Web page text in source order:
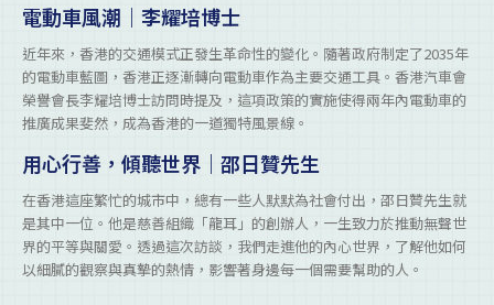
電動車風潮｜李耀培博士
近年來，香港的交通模式正發生革命性的變化。隨著政府制定了2035年
的電動車藍圖，香港正逐漸轉向電動車作為主要交通工具。香港汽車會
榮譽會長李耀培博士訪問時提及，這項政策的實施使得兩年內電動車的
推廣成果斐然，成為香港的一道獨特風景線。
用心行善，傾聽世界｜邵日贊先生
在香港這座繁忙的城市中，總有一些人默默為社會付出，邵日贊先生就
是其中一位。他是慈善組織「龍耳」的創辦人，一生致力於推動無聲世
界的平等與關愛。透過這次訪談，我們走進他的內心世界，了解他如何
以細膩的觀察與真摯的熱情，影響著身邊每一個需要幫助的人。